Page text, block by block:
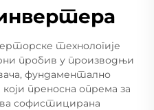
технологије
пробив у производњи
фундаментално
преносна опрема за
софистицирана